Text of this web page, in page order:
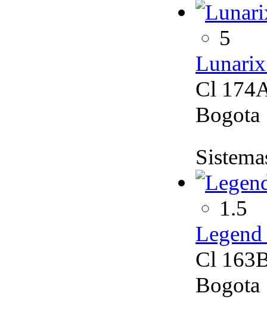
5
Cl
Bogota
1.5
Cl
Bogota